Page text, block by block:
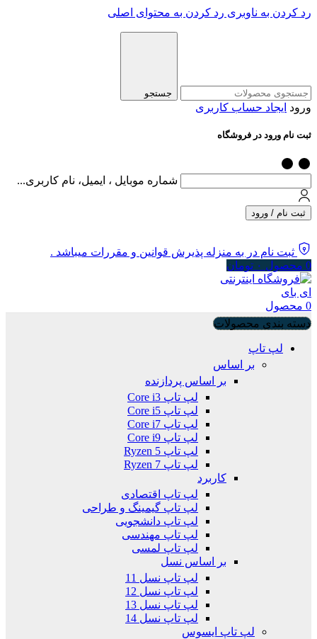
رد کردن به ناوبری رد کردن به محتوای اصلی
جستجو
ورود ایجاد حساب کاربری
ثبت نام ورود در فروشگاه
شماره موبایل ، ایمیل، نام کاربری...
ثبت نام / ورود
ثبت نام در به منزله پذیرش قوانین و مقررات میباشد .
0 محصول ۰ تومان
0 محصول
دسته بندی محصولات
لپ تاپ
بر اساس
بر اساس پردازنده
لپ تاپ Core i3
لپ تاپ Core i5
لپ تاپ Core i7
لپ تاپ Core i9
لپ تاپ Ryzen 5
لپ تاپ Ryzen 7
کاربرد
لپ تاپ اقتصادی
لپ تاپ گیمینگ و طراحی
لپ تاپ دانشجویی
لپ تاپ مهندسی
لپ تاپ لمسی
بر اساس نسل
لپ تاپ نسل 11
لپ تاپ نسل 12
لپ تاپ نسل 13
لپ تاپ نسل 14
لپ تاپ ایسوس